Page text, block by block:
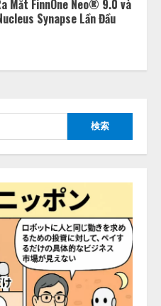
Mắt FinnOne Neo® 9.0 và
Synapse Lần Đầu
企業は26.8％。AI導入企
が、自社でのAI導入・
07/13:53:50
ワーク、AIエンジニア油
化LLM」の開発とAI研究
Technologies JSC.」と業
06/14:54:32
告】次世代AIプラットフ
TAIZA」および新サービ
る記者発表会を開催